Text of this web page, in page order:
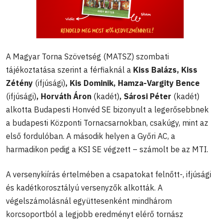
A Magyar Torna Szövetség (MATSZ) szombati
tájékoztatása szerint a férfiaknál a Kiss Balázs, Kiss
Zétény (ifjúsági), Kis Dominik, Hamza-Vargity Bence
(ifjúsági), Horváth Áron (kadét), Sárosi Péter (kadét)
alkotta Budapesti Honvéd SE bizonyult a legerősebbnek
a budapesti Központi Tornacsarnokban, csakúgy, mint az
első fordulóban. A második helyen a Győri AC, a
harmadikon pedig a KSI SE végzett – számolt be az MTI.
A versenykiírás értelmében a csapatokat felnőtt-, ifjúsági
és kadétkorosztályú versenyzők alkották. A
végelszámolásnál együttesenként mindhárom
korcsoportból a legjobb eredményt elérő tornász